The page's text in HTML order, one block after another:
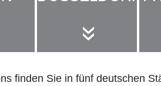
finden Sie in fünf deutschen